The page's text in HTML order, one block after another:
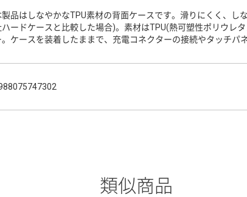
製品はしなやかなTPU素材の背面ケースです。滑りにくく、
ハードケースと比較した場合)。素材はTPU(熱可塑性ポリウレ
。ケースを装着したままで、充電コネクターの接続やタッチパ
類似商品